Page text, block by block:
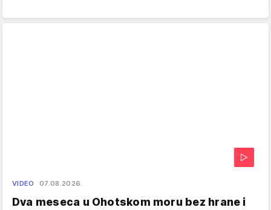
VIDEO 07.08.2026.
Dva meseca u Ohotskom moru bez hrane i